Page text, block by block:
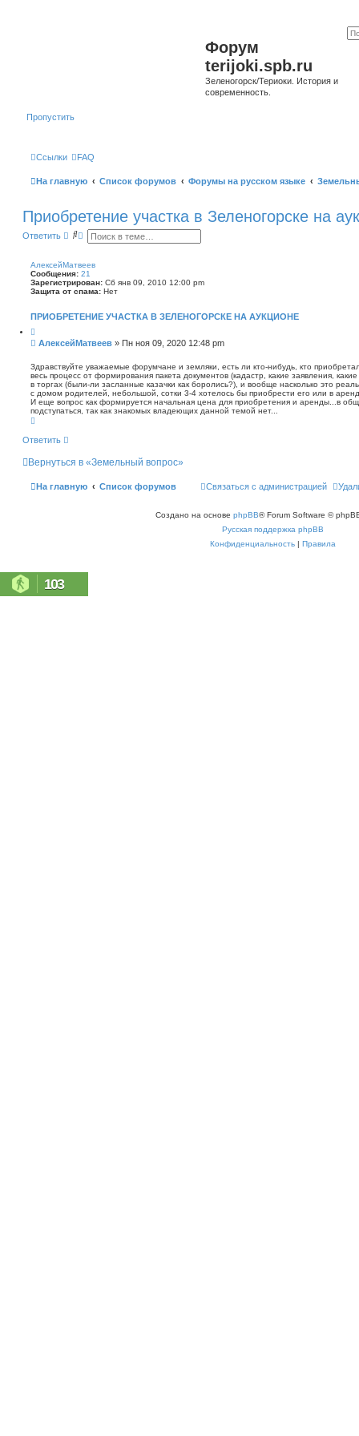
Форум
terijoki.spb.ru
Зеленогорск/Териоки. История и
современность.
Пропустить
Ссылки FAQ
На главную Список форумов Форумы на русском языке
Приобретение участка в Зеленогорске на
Ответить
П
с
к
Р
ш
и
р
е
ы
о
с
к
АлексейМатвеев
Сообщения: 21
Зарегистрирован: Сб янв 09, 2010 12:00 pm
Защита от спама: Нет
ПРИОБРЕТЕНИЕ УЧАСТКА В ЗЕЛЕНОГОРСКЕ НА АУКЦИОНЕ
и
т
т
а
С
о
б
щ
е
н
АлексейМатвеев » Пн ноя 09, 2020 12:48 pm
Здравствуйте уважаемые форумчане и земляки, есть ли кто-нибудь, кто
весь процесс от формирования пакета документов (кадастр, какие заявления,
в торгах (были-ли засланные казачки как боролись?), и вообще насколько это
с домом родителей, небольшой, сотки 3-4 хотелось бы приобрести его или в
И еще вопрос как формируется начальная цена для приобретения и аренды...в
подступаться, так как знакомых владеющих данной темой нет...
н
т
я
Ответить
Вернуться в «Земельный вопрос»
На главную Список форумов Связаться с администрацией
Создано на основе phpBB® Forum Software ©
Русская поддержка phpBB
Конфиденциальность | Правила
103